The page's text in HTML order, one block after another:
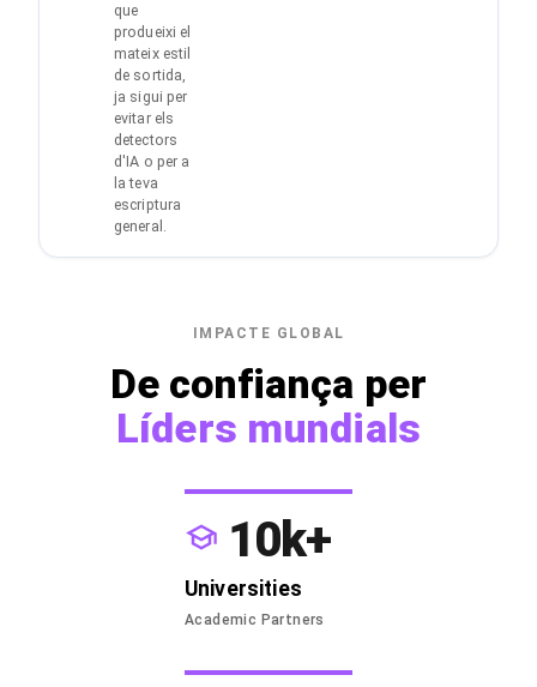
que
produeixi el
mateix estil
de sortida,
ja sigui per
evitar els
detectors
d'IA o per a
la teva
escriptura
general.
IMPACTE GLOBAL
De confiança per
Líders mundials
10k+
Universities
Academic Partners